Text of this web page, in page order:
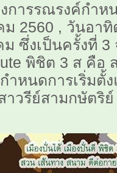
การรณรงค์กำห
2560 , วันอา
ซึ่งเป็นครั้งที่
พิชิต 3 ส คือ
ำหนดการเริ่มตั้
วรีย์สามกษัตริย์